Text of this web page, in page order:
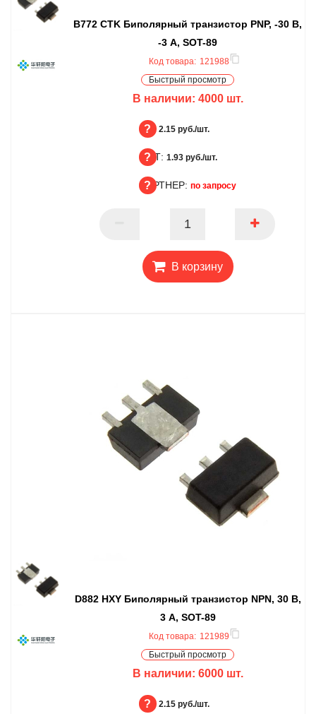
B772 CTK Биполярный транзистор PNP, -30 В,
-3 А, SOT-89
Код товара: 121988
Быстрый просмотр
В наличии: 4000шт.
БЦ: 2.15 руб./шт.
ОПТ: 1.93 руб./шт.
ПАРТНЕР: по запросу
В корзину
D882 HXY Биполярный транзистор NPN, 30 В,
3 А, SOT-89
Код товара: 121989
Быстрый просмотр
В наличии: 6000шт.
БЦ: 2.15 руб./шт.